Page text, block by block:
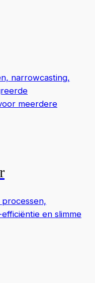
narrowcasting,
meerdere
processen,
en slimme